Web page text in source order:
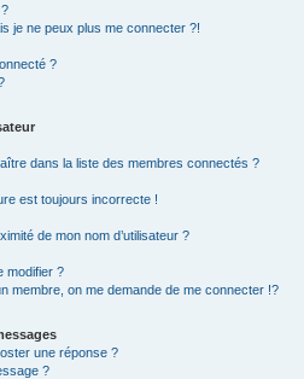
je ne peux plus me connecter ?!
?
dans la liste des membres connectés ?
est toujours incorrecte !
de mon nom d’utilisateur ?
modifier ?
membre, on me demande de me connecter !?
une réponse ?
?